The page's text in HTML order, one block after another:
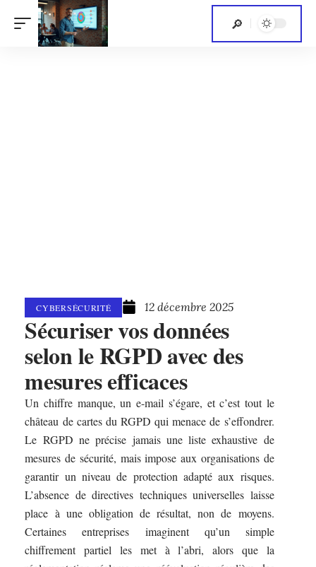
CYBERSÉCURITÉ 12 décembre 2025
Sécuriser vos données
selon le RGPD avec des
mesures efficaces
Un chiffre manque, un e-mail s’égare, et c’est tout le
château de cartes du RGPD qui menace de s’effondrer.
Le RGPD ne précise jamais une liste exhaustive de
mesures de sécurité, mais impose aux organisations de
garantir un niveau de protection adapté aux risques.
L’absence de directives techniques universelles laisse
place à une obligation de résultat, non de moyens.
Certaines entreprises imaginent qu’un simple
chiffrement partiel les met à l’abri, alors que la